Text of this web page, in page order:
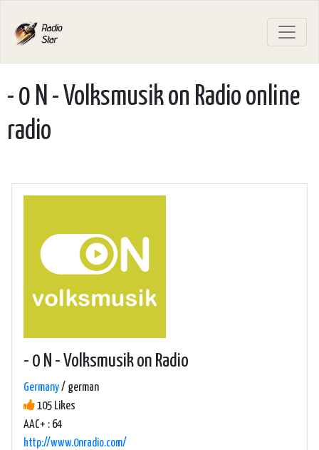
- 0 N - Volksmusik on Radio online
radio
- 0 N - Volksmusik on Radio
Germany/ german
105 Likes
AAC+ : 64
http://www.0nradio.com/